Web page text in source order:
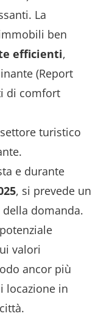
La
ben
efficienti,
(Report
di comfort
turistico
e durante
, si prevede un
domanda.
valori
ancor più
locazione in